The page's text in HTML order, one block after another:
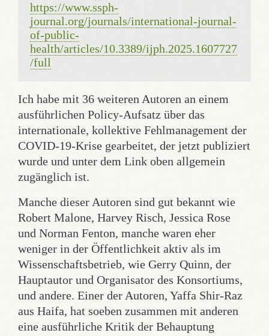
https://www.ssph-
journal.org/journals/international-journal-
of-public-
health/articles/10.3389/ijph.2025.1607727
/full
Ich habe mit 36 weiteren Autoren an einem
ausführlichen Policy-Aufsatz über das
internationale, kollektive Fehlmanagement der
COVID-19-Krise gearbeitet, der jetzt publiziert
wurde und unter dem Link oben allgemein
zugänglich ist.
Manche dieser Autoren sind gut bekannt wie
Robert Malone, Harvey Risch, Jessica Rose
und Norman Fenton, manche waren eher
weniger in der Öffentlichkeit aktiv als im
Wissenschaftsbetrieb, wie Gerry Quinn, der
Hauptautor und Organisator des Konsortiums,
und andere. Einer der Autoren, Yaffa Shir-Raz
aus Haifa, hat soeben zusammen mit anderen
eine ausführliche Kritik der Behauptung